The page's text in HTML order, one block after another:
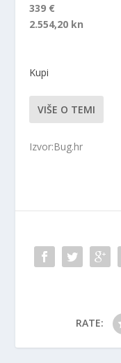
339 €
2.554,20 kn
Kupi
VIŠE O TEMI
Izvor:Bug.hr
RATE: